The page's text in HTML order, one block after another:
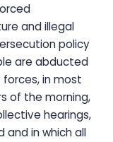
and illegal
policy
are abducted
in most
of the morning,
hearings,
and in which all